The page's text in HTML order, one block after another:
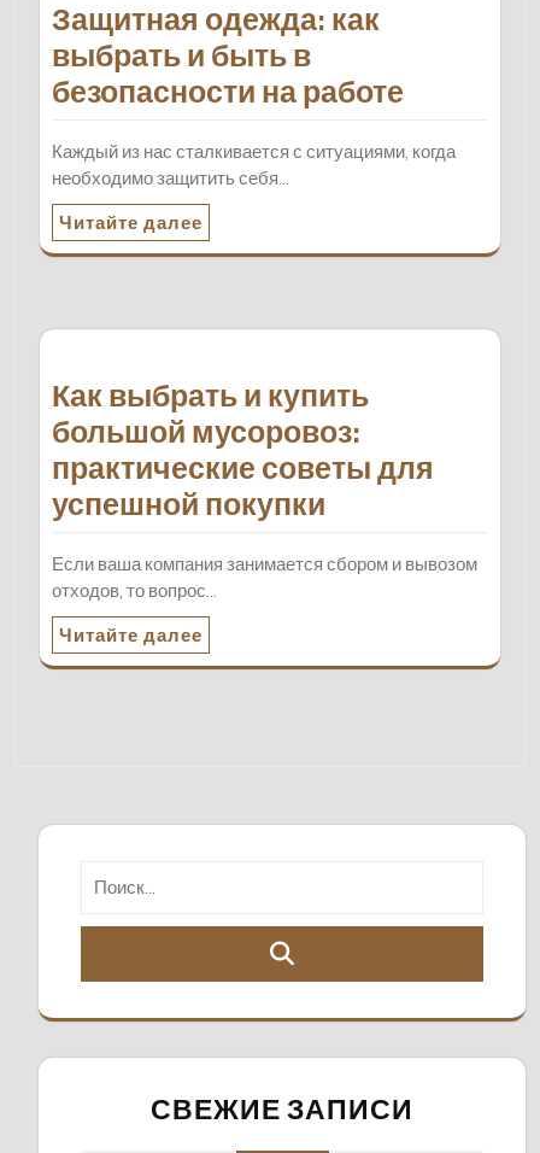
Защитная одежда: как
выбрать и быть в
безопасности на работе
Каждый из нас сталкивается с ситуациями, когда
необходимо защитить себя…
Читайте далее
Как выбрать и купить
большой мусоровоз:
практические советы для
успешной покупки
Если ваша компания занимается сбором и вывозом
отходов, то вопрос…
Читайте далее
СВЕЖИЕ ЗАПИСИ